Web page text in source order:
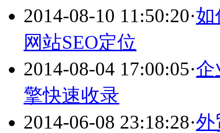
2014-08-10 11:50:20·如
网站SEO定位
2014-08-04 17:00:05·企
擎快速收录
2014-06-08 23:18:28·外